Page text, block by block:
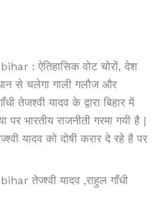
: ऐतिहासिक वोट चोरों, देश
से चलेगा गाली गलौज और
तेजश्वी यादव के द्वारा बिहार में
पर भारतीय राजनीती गरमा गयी है |
यादव को दोषी करार दे रहे है पर
तेज्श्वी यादव ,राहुल गाँधी